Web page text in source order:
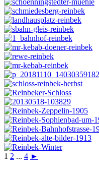
1 2 ... 4 ►